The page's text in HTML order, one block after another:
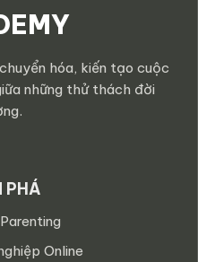
hóa, kiến tạo cuộc
những thử thách đời
PHÁ
Online